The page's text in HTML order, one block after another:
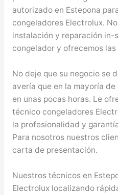
autorizado en Estepona
congeladores Electrolux.
instalación y reparación in-
congelador y ofrecemos
No deje que su negocio se
avería que en la mayoría
en unas pocas horas. Le
técnico congeladores
la profesionalidad y
Para nosotros nuestros
carta de presentación.
Nuestros técnicos en
Electrolux localizando